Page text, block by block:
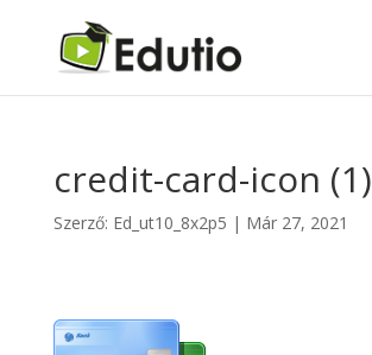
credit-card-icon (1)
Szerző: Ed_ut10_8x2p5 | Már 27, 2021